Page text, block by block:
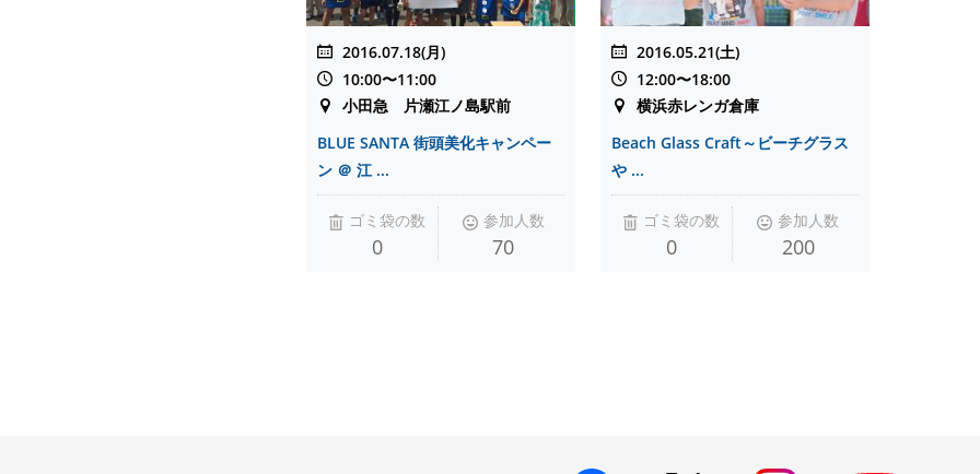
2016.07.18(月)
10:00〜11:00
小田急 片瀬江ノ島駅前
BLUE SANTA 街頭美化キャンペー
ン ＠ 江 ...
ゴミ袋の数
0
参加人数
70
2016.05.21(土)
12:00〜18:00
横浜赤レンガ倉庫
Beach Glass Craft～ビーチグラス
や ...
ゴミ袋の数
0
参加人数
200